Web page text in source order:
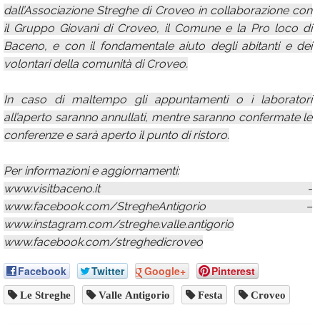
dall’Associazione Streghe di Croveo in collaborazione con
il Gruppo Giovani di Croveo, il Comune e la Pro loco di
Baceno, e con il fondamentale aiuto degli abitanti e dei
volontari della comunità di Croveo.
In caso di maltempo gli appuntamenti o i laboratori
all’aperto saranno annullati, mentre saranno confermate le
conferenze e sarà aperto il punto di ristoro.
Per informazioni e aggiornamenti:
www.visitbaceno.it -
www.facebook.com/StregheAntigorio –
www.instagram.com/streghe.valle.antigorio
www.facebook.com/streghedicroveo
Facebook Twitter Google+ Pinterest
Le Streghe Valle Antigorio Festa Croveo